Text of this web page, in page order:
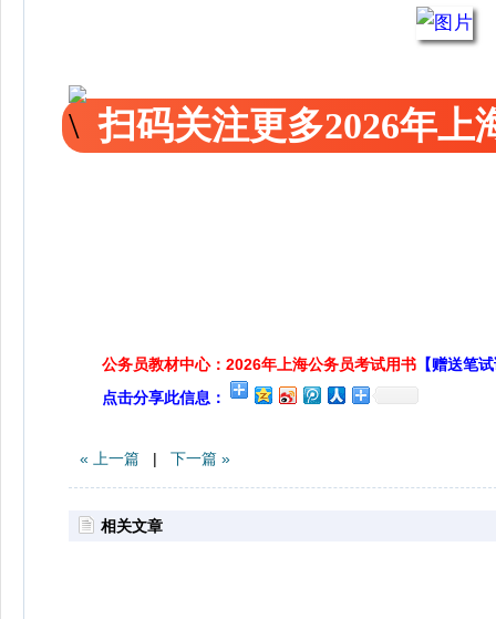
扫码关注更多2026年上
公务员教材中心：2026年上海公务员考试用书 【赠送笔
点击分享此信息：
« 上一篇 | 下一篇 »
相关文章